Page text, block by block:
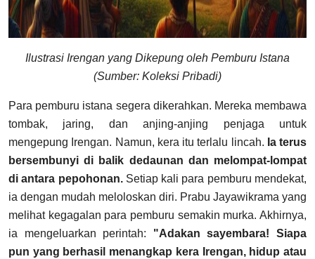
Ilustrasi Irengan yang Dikepung oleh Pemburu Istana
(Sumber: Koleksi Pribadi)
Para pemburu istana segera dikerahkan. Mereka membawa
tombak, jaring, dan anjing-anjing penjaga untuk
mengepung Irengan. Namun, kera itu terlalu lincah. Ia terus
bersembunyi di balik dedaunan dan melompat-lompat
di antara pepohonan.Setiap kali para pemburu mendekat,
ia dengan mudah meloloskan diri. Prabu Jayawikrama yang
melihat kegagalan para pemburu semakin murka. Akhirnya,
ia mengeluarkan perintah: "Adakan sayembara! Siapa
pun yang berhasil menangkap kera Irengan, hidup atau